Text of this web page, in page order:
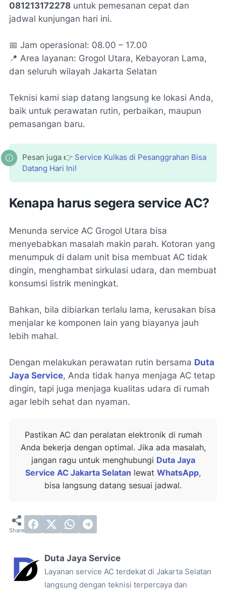
081213172278 untuk pemesanan cepat dan
jadwal kunjungan hari ini.
📅 Jam operasional: 08.00 – 17.00
📍 Area layanan: Grogol Utara, Kebayoran Lama,
dan seluruh wilayah Jakarta Selatan
Teknisi kami siap datang langsung ke lokasi Anda,
baik untuk perawatan rutin, perbaikan, maupun
pemasangan baru.
Pesan juga 👉 Service Kulkas di Pesanggrahan Bisa
Datang Hari Ini!
Kenapa harus segera service AC?
Menunda service AC Grogol Utara bisa
menyebabkan masalah makin parah. Kotoran yang
menumpuk di dalam unit bisa membuat AC tidak
dingin, menghambat sirkulasi udara, dan membuat
konsumsi listrik meningkat.
Bahkan, bila dibiarkan terlalu lama, kerusakan bisa
menjalar ke komponen lain yang biayanya jauh
lebih mahal.
Dengan melakukan perawatan rutin bersama Duta
Jaya Service, Anda tidak hanya menjaga AC tetap
dingin, tapi juga menjaga kualitas udara di rumah
agar lebih sehat dan nyaman.
Pastikan AC dan peralatan elektronik di rumah
Anda bekerja dengan optimal. Jika ada masalah,
jangan ragu untuk menghubungi Duta Jaya
Service AC Jakarta Selatan lewat WhatsApp,
bisa langsung datang sesuai jadwal.
Duta Jaya Service
Layanan service AC terdekat di Jakarta Selatan
langsung dengan teknisi terpercaya dan